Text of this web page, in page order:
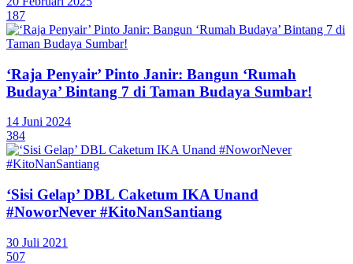
187
‘Raja Penyair’ Pinto Janir: Bangun ‘Rumah
Budaya’ Bintang 7 di Taman Budaya Sumbar!
14 Juni 2024
384
‘Sisi Gelap’ DBL Caketum IKA Unand
#NoworNever #KitoNanSantiang
30 Juli 2021
507